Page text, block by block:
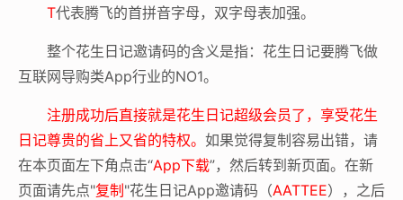
T代表腾飞的首拼音字母，双字母表加强。
整个花生日记邀请码的含义是指：花生日记要腾飞做
互联网导购类App行业的NO1。
注册成功后直接就是花生日记超级会员了，享受花生
日记尊贵的省上又省的特权。 如果觉得复制容易出错，请
在本页面左下角点击“App下载”，然后转到新页面。在新
页面请先点"复制"花生日记App邀请码（AATTEE），之后